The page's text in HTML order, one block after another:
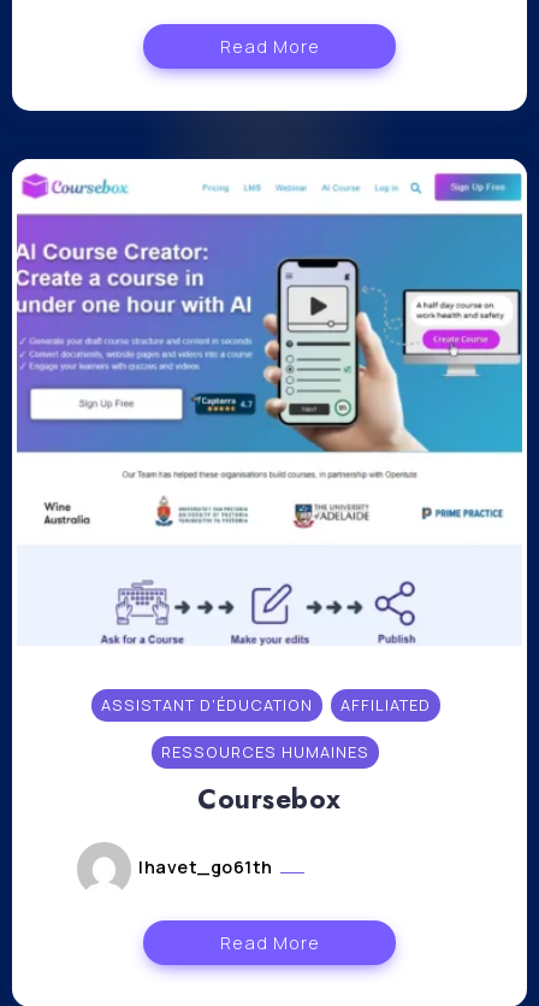
Read More
ASSISTANT D'ÉDUCATION AFFILIATED
RESSOURCES HUMAINES
Coursebox
lhavet_go61th
Read More